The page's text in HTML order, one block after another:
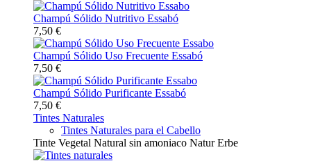
Champú Sólido Nutritivo Essabó
7,50 €
Champú Sólido Uso Frecuente Essabó
7,50 €
Champú Sólido Purificante Essabó
7,50 €
Tintes Naturales
Tintes Naturales para el Cabello
Tinte Vegetal Natural sin amoniaco Natur Erbe